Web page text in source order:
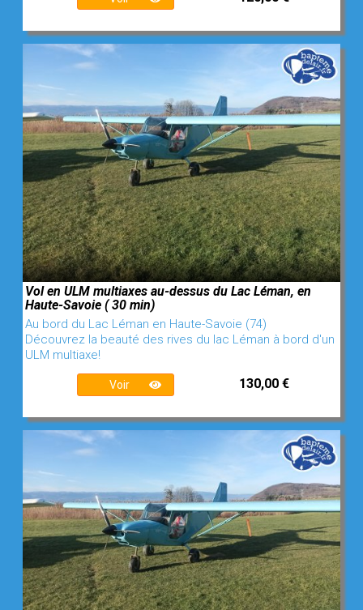
Vol en ULM multiaxes au-dessus du Lac Léman, en
Haute-Savoie ( 30 min)
Au bord du Lac Léman en Haute-Savoie (74)
Découvrez la beauté des rives du lac Léman à bord d'un
ULM multiaxe!
Voir 130,00 €